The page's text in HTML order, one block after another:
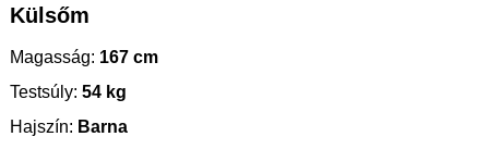
Külsőm
Magasság: 167 cm
Testsúly: 54 kg
Hajszín: Barna